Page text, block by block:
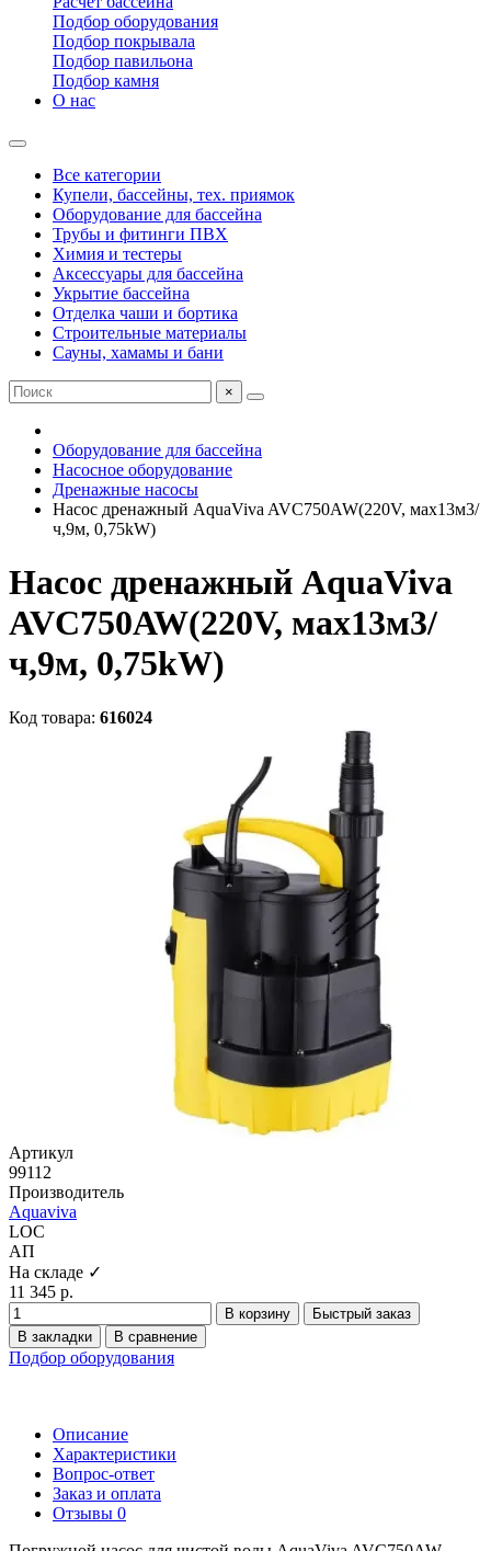
Подбор оборудования
Подбор покрывала
Подбор павильона
Подбор камня
О нас
Все категории
Купели, бассейны, тех. приямок
Оборудование для бассейна
Трубы и фитинги ПВХ
Химия и тестеры
Аксессуары для бассейна
Укрытие бассейна
Отделка чаши и бортика
Строительные материалы
Сауны, хамамы и бани
×
Оборудование для бассейна
Насосное оборудование
Дренажные насосы
Насос дренажный AquaViva AVC750AW(220V, мах13м3/
ч,9м, 0,75kW)
Насос дренажный AquaViva
AVC750AW(220V, мах13м3/
ч,9м, 0,75kW)
Код товара: 616024
Артикул
99112
Производитель
Aquaviva
LOC
АП
На складе ✓
11 345 р.
В корзину
Быстрый заказ
В закладки
В сравнение
Подбор оборудования
Описание
Характеристики
Вопрос-ответ
Заказ и оплата
Отзывы 0